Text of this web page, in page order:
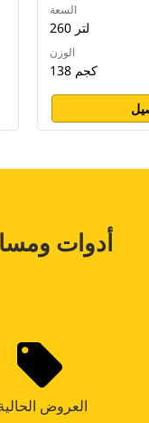
السعة
260 لتر
الوزن
138 كجم
أدوات
العروض